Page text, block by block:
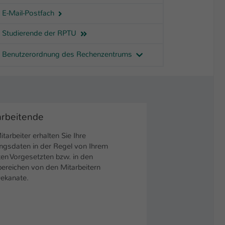
E-Mail-Postfach
Studierende der RPTU
Benutzerordnung des Rechenzentrums
erhalten Sie Ihre
in der Regel von Ihrem
Vorgesetzten bzw. in den
von den Mitarbeitern